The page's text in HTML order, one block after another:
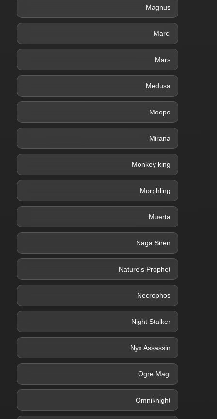
Magnus
Marci
Mars
Medusa
Meepo
Mirana
Monkey king
Morphling
Muerta
Naga Siren
Nature's Prophet
Necrophos
Night Stalker
Nyx Assassin
Ogre Magi
Omniknight